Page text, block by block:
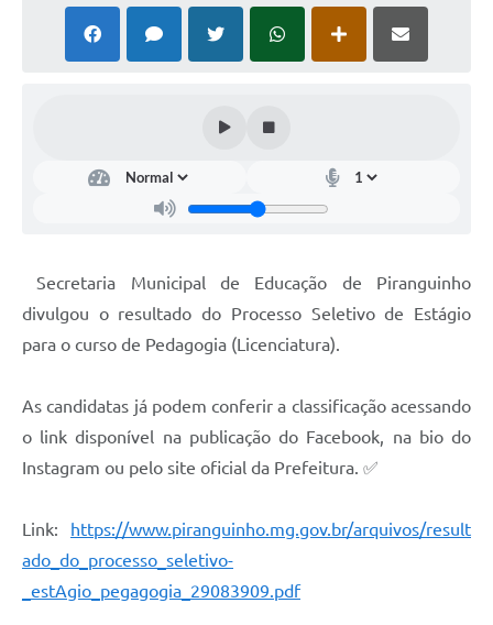
Secretaria Municipal de Educação de Piranguinho
divulgou o resultado do Processo Seletivo de Estágio
para o curso de Pedagogia (Licenciatura).
As candidatas já podem conferir a classificação acessando
o link disponível na publicação do Facebook, na bio do
Instagram ou pelo site oficial da Prefeitura. ✅
Link: https://www.piranguinho.mg.gov.br/arquivos/result
ado_do_processo_seletivo-
_estAgio_pegagogia_29083909.pdf